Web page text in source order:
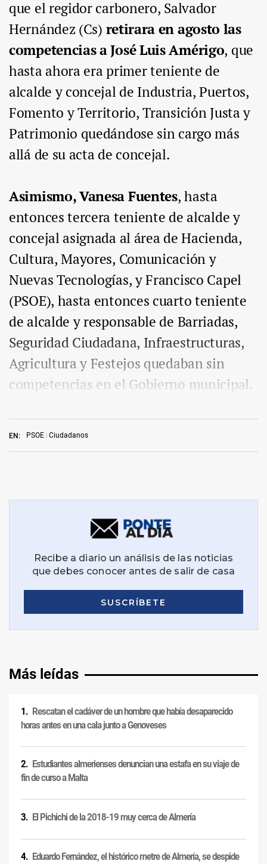
EN: PSOE Ciudadanos
que el regidor carbonero, Salvador
Hernández (Cs) retirara en agosto las
competencias a José Luis Amérigo, que
hasta ahora era primer teniente de
alcalde y concejal de Industria, Puertos,
Fomento y Territorio, Transición Justa y
Patrimonio quedándose sin cargo más
allá de su acta de concejal.
Asimismo, Vanesa Fuentes, hasta
entonces tercera teniente de alcalde y
concejal asignada al área de Hacienda,
Cultura, Mayores, Comunicación y
Nuevas Tecnologías, y Francisco Capel
(PSOE), hasta entonces cuarto teniente
de alcalde y responsable de Barriadas,
Seguridad Ciudadana, Infraestructuras,
Agricultura y Festejos quedaban sin
competencias en el Gobierno municipal.
Más leídas
Rescatan el cadáver de un hombre que había desaparecido
horas antes en una cala junto a Genoveses
Estudiantes almerienses denuncian una estafa en su viaje de
fin de curso a Malta
El Pichichi de la 2018-19 muy cerca de Almería
Eduardo Fernández, el histórico metre de Almería, se despide